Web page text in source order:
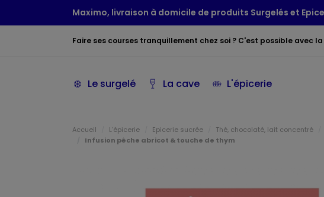
Maximo, livraison à domicile de produits Surgelés et
Faire ses courses tranquillement chez soi ? C'est possible avec
Le surgelé La cave L'épicerie
Accueil L'épicerie Epicerie sucrée Thé, chocolaté, lait concentré
Infusion pêche abricot & touche de thym